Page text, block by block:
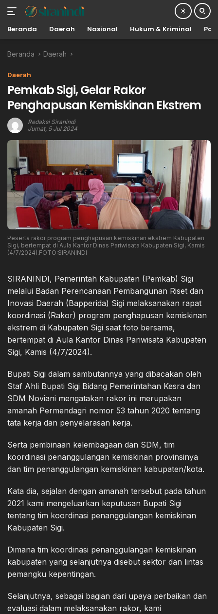
Beranda Daerah Nasional Hukum & Kriminal
Beranda Daerah
Daerah
Pemkab Sigi, Gelar Rakor
Penghapusan Kemiskinan Ekstrem
Redaksi Siranindi
Jumat, 5 Jul 2024
Peserta rakor program penghapusan kemiskinan ekstrem Kabupaten
Sigi, bertempat di Aula Kantor Dinas Pariwisata Kabupaten Sigi, Kamis
(4/7/2024).FOTO:SIRANINDI
SIRANINDI, Pemerintah Kabupaten (Pemkab) Sigi
melalui Badan Perencanaan Pembangunan Riset dan
Inovasi Daerah (Bapperida) Sigi melaksanakan rapat
koordinasi (Rakor) program penghapusan kemiskinan
ekstrem di Kabupaten Sigi saat foto bersama,
bertempat di Aula Kantor Dinas Pariwisata Kabupaten
Sigi, Kamis (4/7/2024).
Bupati Sigi dalam sambutannya yang dibacakan oleh
Staf Ahli Bupati Sigi Bidang Pemerintahan Kesra dan
SDM Noviani mengatakan rakor ini merupakan
amanah Permendagri nomor 53 tahun 2020 tentang
tata kerja dan penyelarasan kerja.
Serta pembinaan kelembagaan dan SDM, tim
koordinasi penanggulangan kemiskinan provinsinya
dan tim penanggulangan kemiskinan kabupaten/kota.
Kata dia, sejalan dengan amanah tersebut pada tahun
2021 kami mengeluarkan keputusan Bupati Sigi
tentang tim koordinasi penanggulangan kemiskinan
Kabupaten Sigi.
Dimana tim koordinasi penanggulangan kemiskinan
kabupaten yang selanjutnya disebut sektor dan lintas
pemangku kepentingan.
Selanjutnya, sebagai bagian dari upaya perbaikan dan
evaluasi dalam melaksanakan rakor, kami